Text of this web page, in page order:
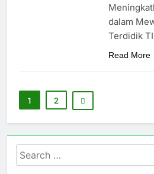
dalam
Terdidik
Read More
1 2
Search
for: